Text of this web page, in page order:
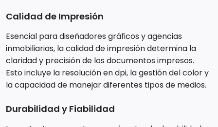
Calidad de Impresión
Esencial para diseñadores gráficos y agencias
inmobiliarias, la calidad de impresión determina la
claridad y precisión de los documentos impresos.
Esto incluye la resolución en dpi, la gestión del color y
la capacidad de manejar diferentes tipos de medios.
Durabilidad y Fiabilidad